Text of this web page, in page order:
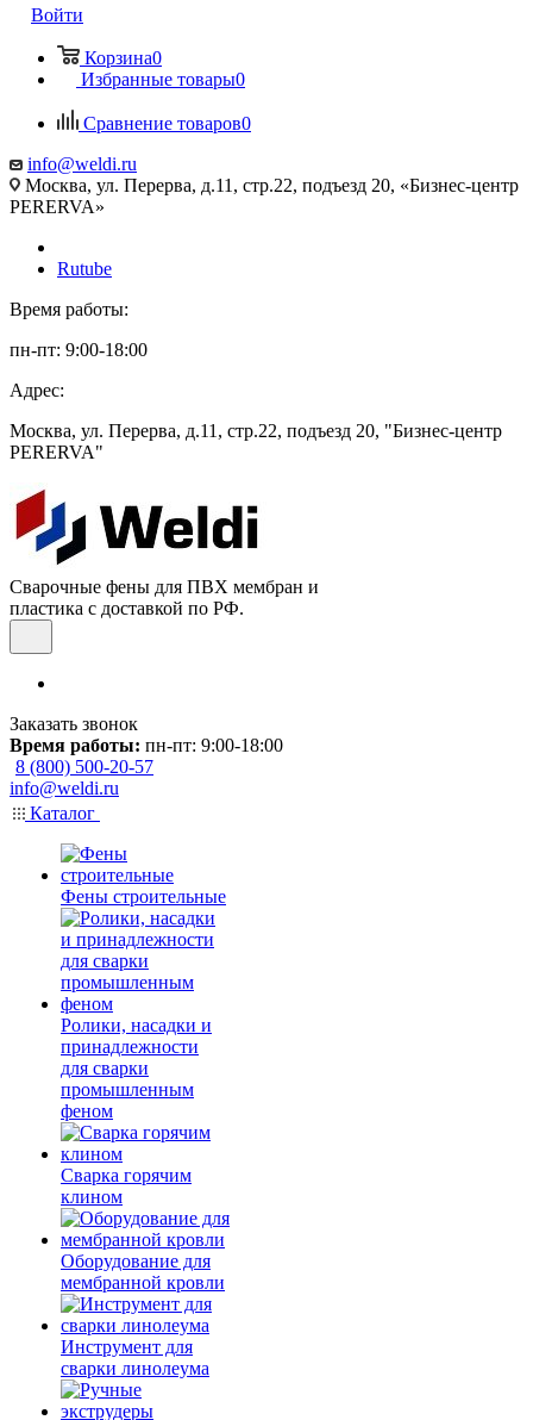
Войти
Корзина0
Избранные товары0
Сравнение товаров0
info@weldi.ru
Москва, ул. Перерва, д.11, стр.22, подъезд 20, «Бизнес-центр
PERERVA»
Rutube
Время работы:
пн-пт: 9:00-18:00
Адрес:
Москва, ул. Перерва, д.11, стр.22, подъезд 20, "Бизнес-центр
PERERVA"
Сварочные фены для ПВХ мембран и
пластика с доставкой по РФ.
Заказать звонок
Время работы: пн-пт: 9:00-18:00
8 (800) 500-20-57
info@weldi.ru
Каталог
Фены строительные
Ролики, насадки и
принадлежности
для сварки
промышленным
феном
Сварка горячим
клином
Оборудование для
мембранной кровли
Инструмент для
сварки линолеума